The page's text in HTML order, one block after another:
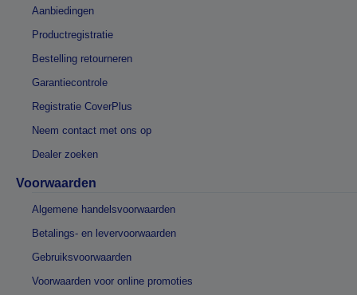
Aanbiedingen
Productregistratie
Bestelling retourneren
Garantiecontrole
Registratie CoverPlus
Neem contact met ons op
Dealer zoeken
Voorwaarden
Algemene handelsvoorwaarden
Betalings- en levervoorwaarden
Gebruiksvoorwaarden
Voorwaarden voor online promoties